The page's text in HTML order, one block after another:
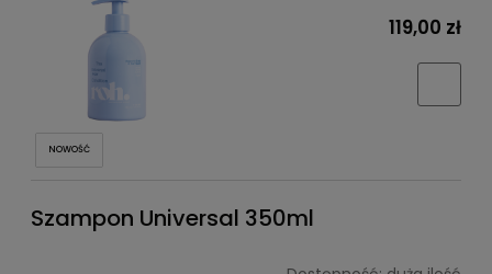
119,00 zł
NOWOŚĆ
Szampon Universal 350ml